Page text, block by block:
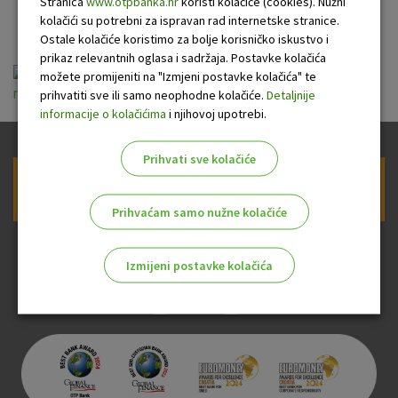
(nezgode)
Opći uvjeti za osiguranje osoba od posljedica
nesretnog slučaja (nezgode).pdf
kolačići su potrebni za ispravan rad internetske stranice.
Ostale kolačiće koristimo za bolje korisničko iskustvo i
prikaz relevantnih oglasa i sadržaja. Postavke kolačića
možete promijeniti na "Izmjeni postavke kolačića" te
prihvatiti sve ili samo neophodne kolačiće. Detaljnije
informacije o kolačićima i njihovoj upotrebi.
Prihvati sve kolačiće
Prihvaćam samo nužne kolačiće
Izmijeni postavke kolačića